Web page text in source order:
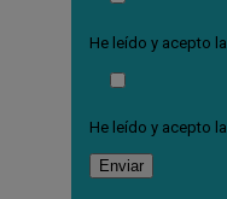
He leído y acepto la
He leído y acepto la